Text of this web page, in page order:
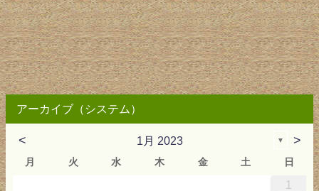
アーカイブ（システム）
< 1月 2023 ▼ >
月 火 水 木 金 土 日
1